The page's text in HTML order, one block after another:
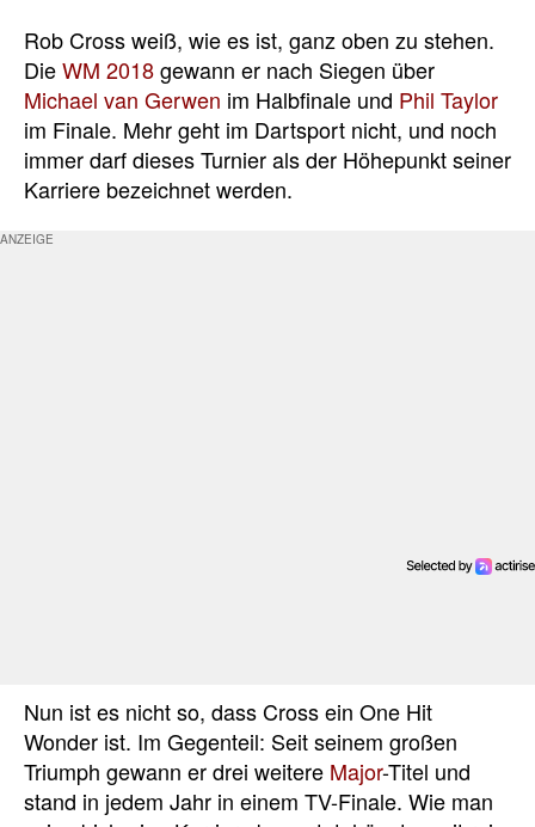
Rob Cross weiß, wie es ist, ganz oben zu stehen.
DieWM 2018gewann er nach Siegen über
Michael van Gerwen im Halbfinale und Phil Taylor
im Finale. Mehr geht im Dartsport nicht, und noch
immer darf dieses Turnier als der Höhepunkt seiner
Karriere bezeichnet werden.
Nun ist es nicht so, dass Cross ein One Hit
Wonder ist. Im Gegenteil: Seit seinem großen
Triumph gewann er drei weitere Major-Titel und
stand in jedem Jahr in einem TV-Finale. Wie man